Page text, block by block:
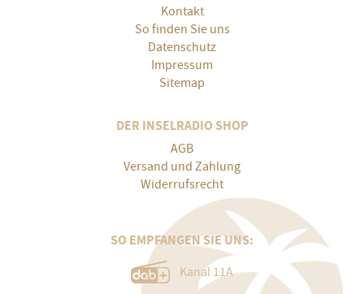
Kontakt
So finden Sie uns
Datenschutz
Impressum
Sitemap
DER INSELRADIO SHOP
AGB
Versand und Zahlung
Widerrufsrecht
SO EMPFANGEN SIE UNS:
Kanal 11A